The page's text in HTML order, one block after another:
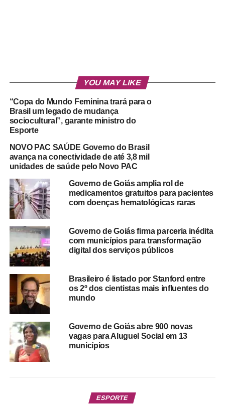
YOU MAY LIKE
“Copa do Mundo Feminina trará para o
Brasil um legado de mudança
sociocultural”, garante ministro do
Esporte
NOVO PAC SAÚDE Governo do Brasil
avança na conectividade de até 3,8 mil
unidades de saúde pelo Novo PAC
Governo de Goiás amplia rol de
medicamentos gratuitos para pacientes
com doenças hematológicas raras
Governo de Goiás firma parceria inédita
com municípios para transformação
digital dos serviços públicos
Brasileiro é listado por Stanford entre
os 2º dos cientistas mais influentes do
mundo
Governo de Goiás abre 900 novas
vagas para Aluguel Social em 13
municípios
ESPORTE